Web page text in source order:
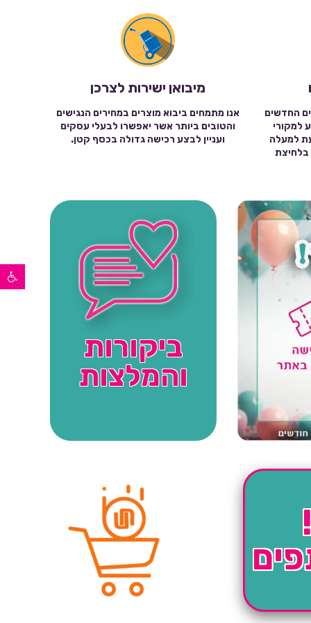
פתח סרגל נגישות
החדשים
למקורי
למעלה
בלחיצת
מיבואן ישירות לצרכן
אנו מתמחים ביבוא מוצרים במחירים הנגישים
והטובים ביותר אשר יאפשרו לבעלי עסקים
ועניין לבצע רכישה גדולה בכסף קטן.
ביקורות
והמלצות